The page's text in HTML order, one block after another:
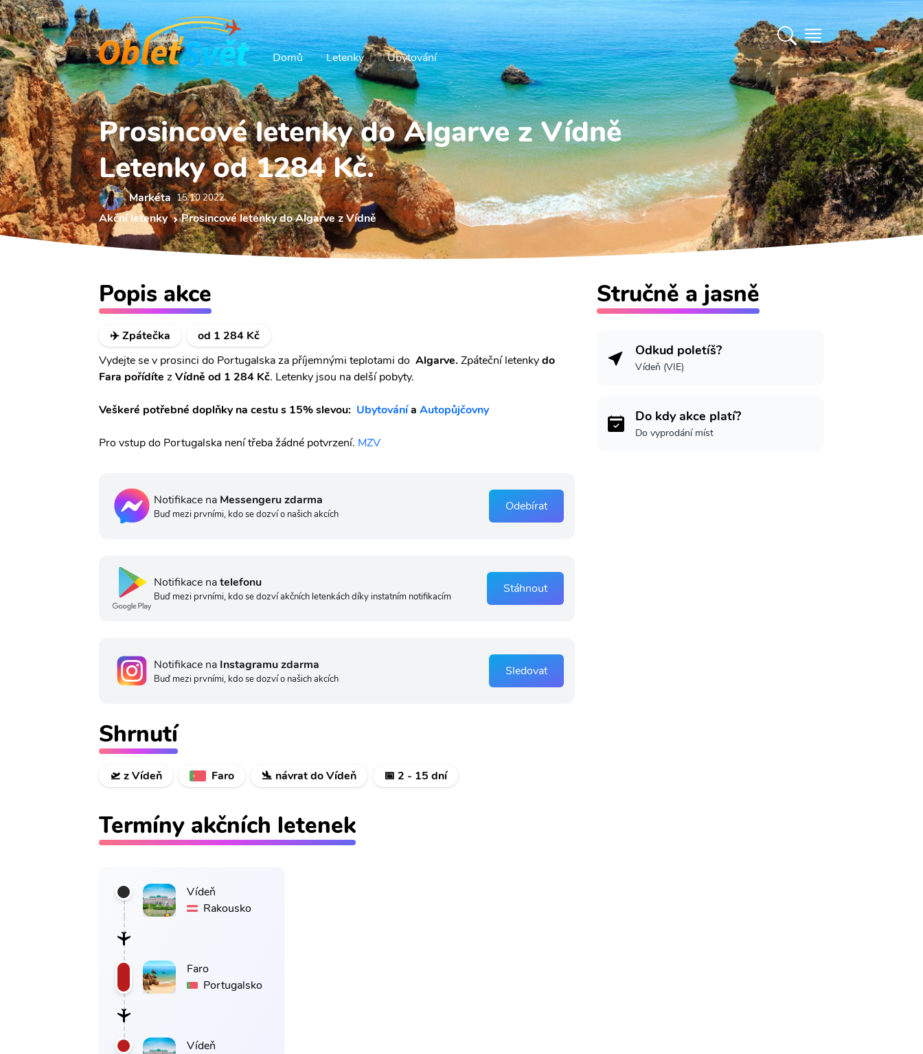
Domů Letenky Ubytování
Prosincové letenky do Algarve z Vídně
Letenky od 1284 Kč.
Markéta 15.10 2022
Akční letenky Prosincové letenky do Algarve z Vídně
Popis akce
✈️ Zpátečka
od 1 284 Kč
Vydejte se v prosinci do Portugalska za příjemnými teplotami do Algarve. Zpáteční letenkydo
Fara pořídíte zVídně od 1 284 Kč. Letenky jsou na delší pobyty.
Veškeré potřebné doplňky na cestu s 15% slevou: Ubytovánía Autopůjčovny
Pro vstup do Portugalska není třeba žádné potvrzení. MZV
Notifikace na Messengeru zdarma
Buď mezi prvními, kdo se dozví o našich akcích
Odebírat
Notifikace natelefonu
Buď mezi prvními, kdo se dozví akčních letenkách díky instatním notifikacím
Stáhnout
Notifikace na Instagramu zdarma
Buď mezi prvními, kdo se dozví o našich akcích
Sledovat
Shrnutí
🛫 z Vídeň Faro 🛬 návrat do Vídeň 📅 2 - 15 dní
Stručně a jasně
Odkud poletíš?
Vídeň (VIE)
Do kdy akce platí?
Do vyprodání míst
Termíny akčních letenek
Vídeň
Rakousko
Faro
Portugalsko
Vídeň